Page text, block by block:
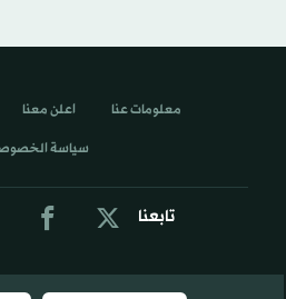
تابعنا
معلومات عنا اعلن معنا
سياسة